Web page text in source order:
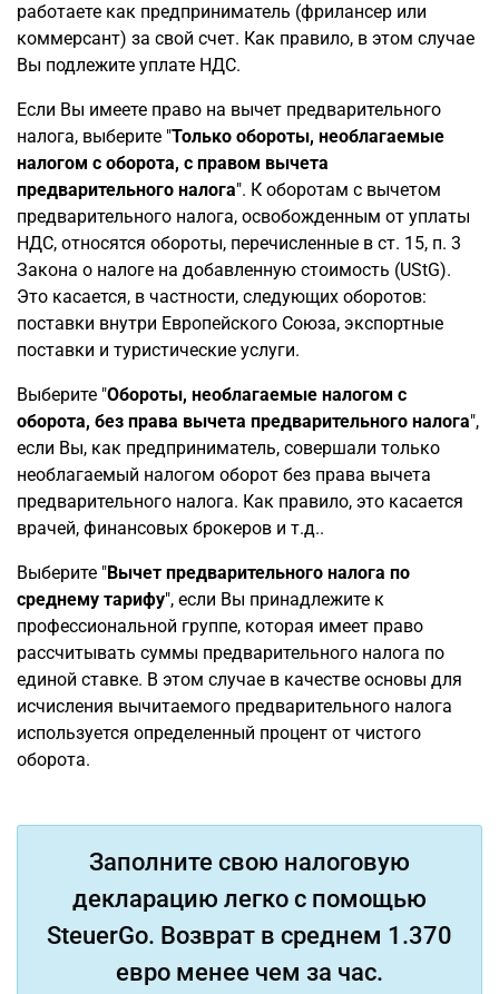
работаете как предприниматель (фрилансер или
коммерсант) за свой счет. Как правило, в этом случае
Вы подлежите уплате НДС.
Если Вы имеете право на вычет предварительного
налога, выберите "Только обороты, необлагаемые
налогом с оборота, с правом вычета
предварительного налога". К оборотам с вычетом
предварительного налога, освобожденным от уплаты
НДС, относятся обороты, перечисленные в ст. 15, п. 3
Закона о налоге на добавленную стоимость (UStG).
Это касается, в частности, следующих оборотов:
поставки внутри Европейского Союза, экспортные
поставки и туристические услуги.
Выберите "Обороты, необлагаемые налогом с
оборота, без права вычета предварительного налога",
если Вы, как предприниматель, совершали только
необлагаемый налогом оборот без права вычета
предварительного налога. Как правило, это касается
врачей, финансовых брокеров и т.д..
Выберите "Вычет предварительного налога по
среднему тарифу", если Вы принадлежите к
профессиональной группе, которая имеет право
рассчитывать суммы предварительного налога по
единой ставке. В этом случае в качестве основы для
исчисления вычитаемого предварительного налога
используется определенный процент от чистого
оборота.
Заполните свою налоговую
декларацию легко с помощью
SteuerGo. Возврат в среднем 1.370
евро менее чем за час.